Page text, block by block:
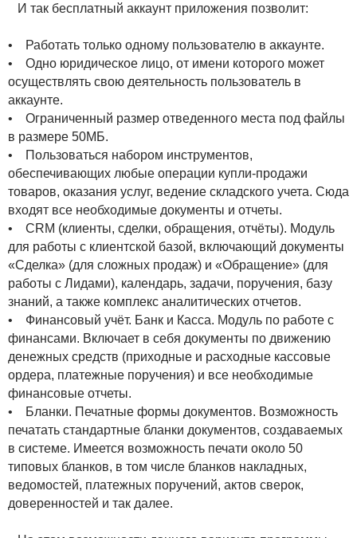
И так бесплатный аккаунт приложения позволит:
• Работать только одному пользователю в аккаунте.
• Одно юридическое лицо, от имени которого может
осуществлять свою деятельность пользователь в
аккаунте.
• Ограниченный размер отведенного места под файлы
в размере 50МБ.
• Пользоваться набором инструментов,
обеспечивающих любые операции купли-продажи
товаров, оказания услуг, ведение складского учета. Сюда
входят все необходимые документы и отчеты.
• CRM (клиенты, сделки, обращения, отчёты). Модуль
для работы с клиентской базой, включающий документы
«Сделка» (для сложных продаж) и «Обращение» (для
работы с Лидами), календарь, задачи, поручения, базу
знаний, а также комплекс аналитических отчетов.
• Финансовый учёт. Банк и Касса. Модуль по работе с
финансами. Включает в себя документы по движению
денежных средств (приходные и расходные кассовые
ордера, платежные поручения) и все необходимые
финансовые отчеты.
• Бланки. Печатные формы документов. Возможность
печатать стандартные бланки документов, создаваемых
в системе. Имеется возможность печати около 50
типовых бланков, в том числе бланков накладных,
ведомостей, платежных поручений, актов сверок,
доверенностей и так далее.